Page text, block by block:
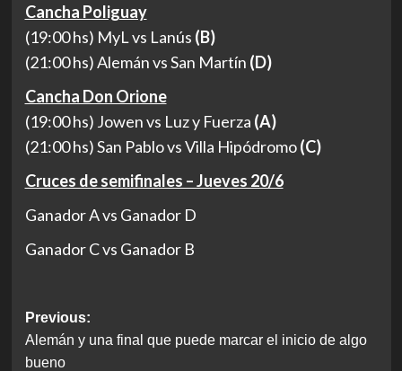
Cancha Poliguay
(19:00 hs) MyL vs Lanús (B)
(21:00 hs) Alemán vs San Martín (D)
Cancha Don Orione
(19:00 hs) Jowen vs Luz y Fuerza (A)
(21:00 hs) San Pablo vs Villa Hipódromo(C)
Cruces de semifinales – Jueves 20/6
Ganador A vs Ganador D
Ganador C vs Ganador B
Post
navigation
Previous:
Alemán y una final que puede marcar el inicio de algo
bueno